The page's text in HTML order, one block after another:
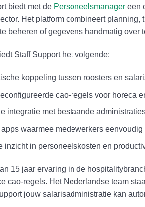
biedt met de Personeelsmanagereen
Het platform combineert
beheren of gegevens handmatig over
Staff Support het volgende:
koppeling tussen roosters en
cao-regels voor horeca
integratie met bestaande
apps waarmee medewerkers eenvoudig
inzicht in personeelskosten en
15 jaar ervaring in de
cao-regels. Het Nederlandse team
jouw salarisadministratie kan